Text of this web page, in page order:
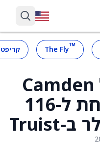
™
The Fly
מחיר היעד של Camden
Property הופחת ל-116